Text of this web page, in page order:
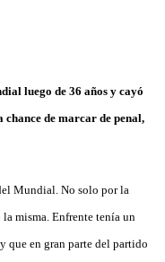
luego de 36 años y cayó
de marcar de penal,
Mundial. No solo por la
misma. Enfrente tenía un
que en gran parte del partido